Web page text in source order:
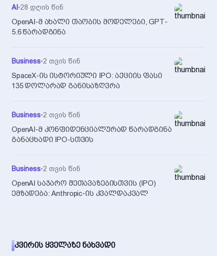
AI •28 დღის წინ
OpenAI-მ ახალი თაობის მოდელები, GPT-
5.6 წარადგინა
Business•2 თვის წინ
SpaceX-ის ისტორიული IPO: აქციის ფასი
135 დოლარად განისაზღვრა
Business•2 თვის წინ
OpenAI-მ კონფიდენციალურად წარადგინა
განაცხადი IPO-სთვის
Business•2 თვის წინ
OpenAI საჯარო შეთავაზებისთვის (IPO)
ემზადება: Anthropic-ის კვალდაკვალ
ᲙᲕᲘᲠᲘᲡ ᲧᲕᲔᲚᲐᲖᲔ ᲜᲐᲮᲕᲐᲓᲘ